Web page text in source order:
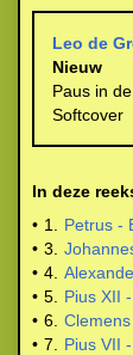
Leo de
Nieuw
Paus in
Softcover
In deze
• 1.
Petrus -
• 3.
• 4.
• 5.
Pius XII
• 6.
• 7. Pius VII